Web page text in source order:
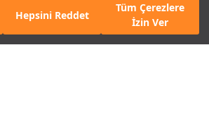
Hepsini Reddet
Tüm Çerezlere
İzin Ver
GELINCE HABER VER